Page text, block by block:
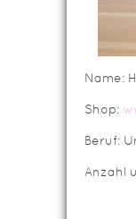
Name:
Shop:
Beruf:
Anzahl